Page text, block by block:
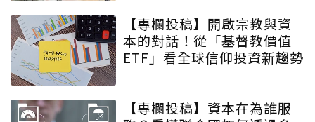
【專欄投稿】開啟宗教與資
本的對話！從「基督教價值
ETF」看全球信仰投資新趨勢
【專欄投稿】資本在為誰服